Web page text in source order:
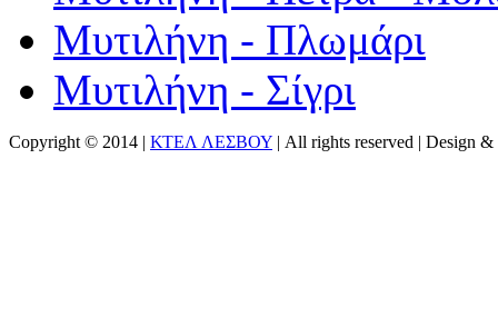
Μυτιλήνη - Πλωμάρι
Μυτιλήνη - Σίγρι
Copyright © 2014 | ΚΤΕΛ ΛΕΣΒΟΥ | All rights reserved | Design &